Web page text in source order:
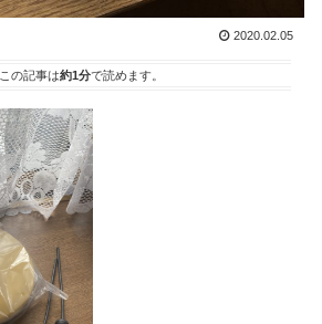
2020.02.05
この記事は約1分で読めます。